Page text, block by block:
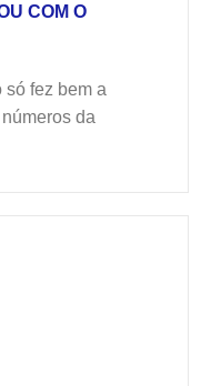
COM O
só fez bem a
da